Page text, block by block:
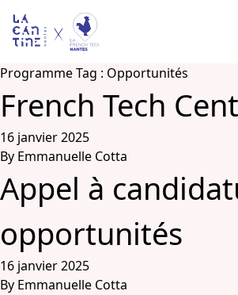
Qui sommes
nous ?
Opportunités
Programme Tag : Opportunités
French Tech
16 janvier 2025
By Emmanuelle Cotta
Appel à
opportunités
16 janvier 2025
By Emmanuelle Cotta